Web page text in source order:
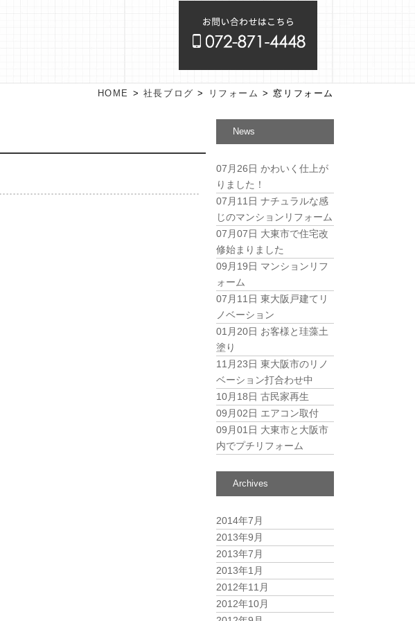
HOME > 社長ブログ > リフォーム > 窓リフォーム
News
07月26日 かわいく仕上が
りました！
07月11日 ナチュラルな感
じのマンションリフォーム
07月07日 大東市で住宅改
修始まりました
09月19日 マンションリフ
ォーム
07月11日 東大阪戸建てリ
ノベーション
01月20日 お客様と珪藻土
塗り
11月23日 東大阪市のリノ
ベーション打合わせ中
10月18日 古民家再生
09月02日 エアコン取付
09月01日 大東市と大阪市
内でプチリフォーム
Archives
2014年7月
2013年9月
2013年7月
2013年1月
2012年11月
2012年10月